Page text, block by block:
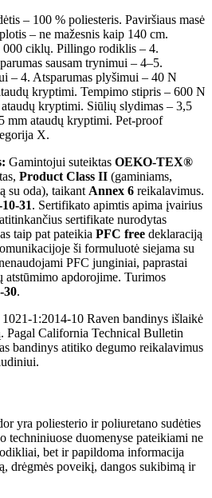
– 100 % poliesteris. Paviršiaus masė
– ne mažesnis kaip 140 cm.
000 ciklų. Pillingo rodiklis – 4.
sausam trynimui – 4–5.
– 4. Atsparumas plyšimui – 40 N
kryptimi. Tempimo stipris – 600 N
kryptimi. Siūlių slydimas – 3,5
mm ataudų kryptimi. Pet-proof
X.
Gamintojui suteiktas OEKO-TEX®
Product Class II (gaminiams,
su oda), taikant Annex 6 reikalavimus.
31. Sertifikato apimtis apima įvairius
sertifikate nurodytas
taip pat pateikia PFC free deklaraciją
ši formuluotė siejama su
PFC junginiai, paprastai
atstūmimo apdorojime. Turimos
30.
1:2014-10 Raven bandinys išlaikė
Pagal California Technical Bulletin
bandinys atitiko degumo reikalavimus
yra poliesterio ir poliuretano sudėties
techniniuose duomenyse pateikiami ne
bet ir papildoma informacija
drėgmės poveikį, dangos sukibimą ir